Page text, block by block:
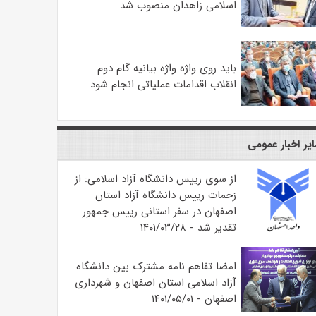
اسلامی زاهدان منصوب شد
باید روی واژه واژه بیانیه گام دوم
انقلاب اقدامات عملیاتی انجام شود
اخبار عمومی
از سوی رییس دانشگاه آزاد اسلامی: از
زحمات رییس دانشگاه آزاد استان
اصفهان در سفر استانی رییس جمهور
تقدیر شد - ۱۴۰۱/۰۳/۲۸
امضا تفاهم نامه مشترک بین دانشگاه
آزاد اسلامی استان اصفهان و شهرداری
اصفهان - ۱۴۰۱/۰۵/۰۱